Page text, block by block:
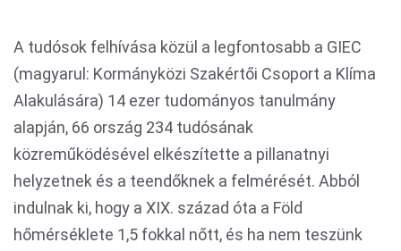
A tudósok felhívása közül a legfontosabb a GIEC
(magyarul: Kormányközi Szakértői Csoport a Klíma
Alakulására) 14 ezer tudományos tanulmány
alapján, 66 ország 234 tudósának
közreműködésével elkészítette a pillanatnyi
helyzetnek és a teendőknek a felmérését. Abból
indulnak ki, hogy a XIX. század óta a Föld
hőmérséklete 1,5 fokkal nőtt, és ha nem teszünk